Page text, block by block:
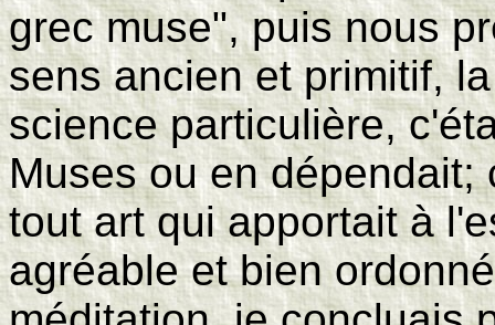
grec muse", puis nous
sens ancien et primitif,
science particulière,
Muses ou en
tout art qui apportait à
agréable et bien